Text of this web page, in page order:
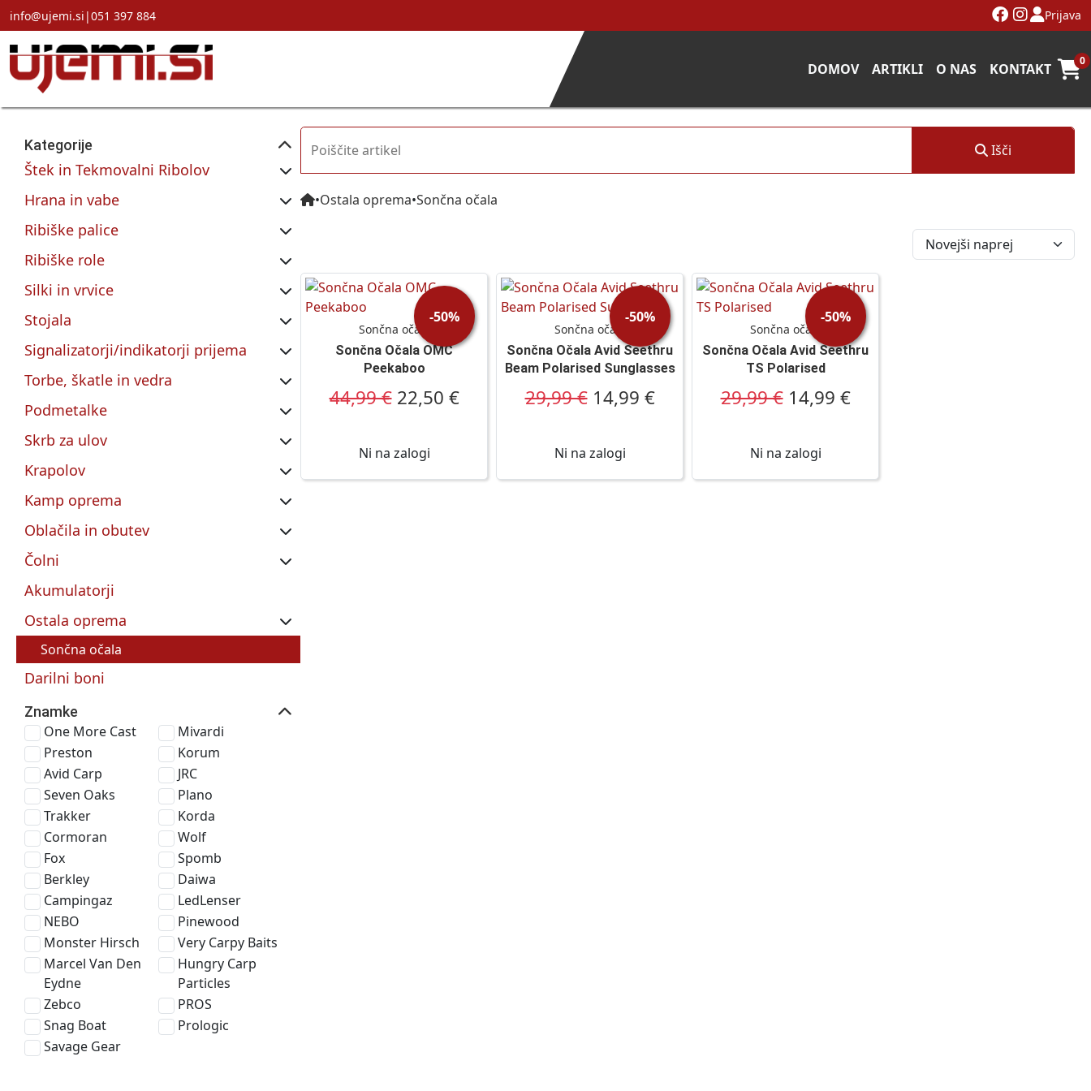
info@ujemi.si |051 397 884 Prijava
DOMOV ARTIKLI O NAS KONTAKT 0
Kategorije
Štek in Tekmovalni Ribolov
Hrana in vabe
Ribiške palice
Ribiške role
Silki in vrvice
Stojala
Signalizatorji/indikatorji prijema
Torbe, škatle in vedra
Podmetalke
Skrb za ulov
Krapolov
Kamp oprema
Oblačila in obutev
Čolni
Akumulatorji
Ostala oprema
Sončna očala
Darilni boni
Znamke
One More Cast
Mivardi
Preston
Korum
Avid Carp
JRC
Seven Oaks
Plano
Trakker
Korda
Cormoran
Wolf
Fox
Spomb
Berkley
Daiwa
Campingaz
LedLenser
NEBO
Pinewood
Monster Hirsch
Very Carpy Baits
Marcel Van Den
Eydne
Hungry Carp
Particles
Zebco
PROS
Snag Boat
Prologic
Savage Gear
Išči
•Ostala oprema•Sončna očala
-50%
Sončna očala
Sončna Očala OMC
Peekaboo
44,99 € 22,50 €
Ni na zalogi
-50%
Sončna očala
Sončna Očala Avid Seethru
Beam Polarised Sunglasses
29,99 € 14,99 €
Ni na zalogi
-50%
Sončna očala
Sončna Očala Avid Seethru
TS Polarised
29,99 € 14,99 €
Ni na zalogi